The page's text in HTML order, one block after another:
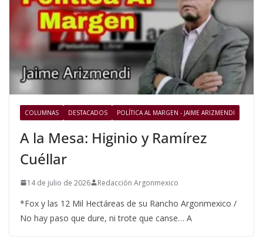
COLUMNAS DESTACADOS POLÍTICA AL MARGEN - JAIME ARIZMENDI
A la Mesa: Higinio y Ramírez
Cuéllar
14 de julio de 2026 Redacción Argonmexico
*Fox y las 12 Mil Hectáreas de su Rancho Argonmexico /
No hay paso que dure, ni trote que canse… A